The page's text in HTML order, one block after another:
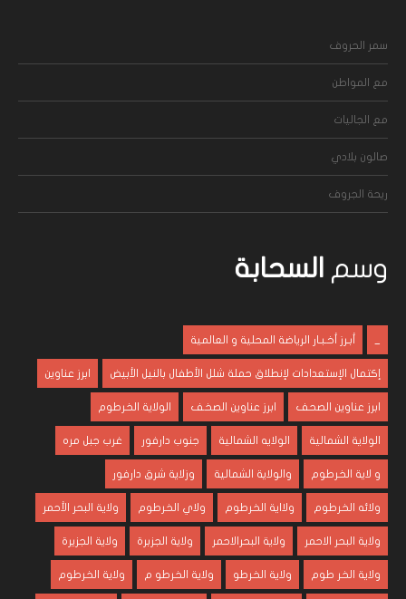
سمر الحروف
مع المواطن
مع الجاليات
صالون بلادي
ريحة الجروف
وسم السحابة
أبـرز أخـبـار الرياضة المحلية و العالمية
إكتمال الإستعدادات لإنطلاق حملة شلل الأطفال بالنيل الأبيض ابرز عناوين
ابرز عناوين الصحف ابرز عناوين الصخف الولاية الخرطوم
الولاية الشمالية الولايه الشمالية جنوب دارفور غرب جبل مره
و لاية الخرطوم والولاية الشمالية وزلاية شرق دارفور
ولائه الخرطوم ولااية الخرطوم ولاي الخرطوم ولاية البحر الأحمر
ولاية البحر الاحمر ولاية البحرالاحمر ولاية الجزبرة ولاية الجزيرة
ولاية الخر طوم ولاية الخرطو ولاية الخرطو م ولاية الخرطوم